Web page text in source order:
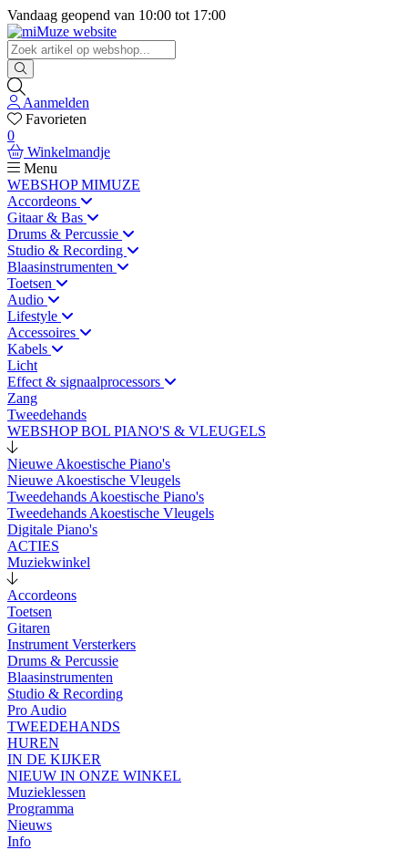
Vandaag geopend van 10:00 tot 17:00
Aanmelden
Favorieten
0
Winkelmandje
Menu
WEBSHOP MIMUZE
Accordeons
Gitaar & Bas
Drums & Percussie
Studio & Recording
Blaasinstrumenten
Toetsen
Audio
Lifestyle
Accessoires
Kabels
Licht
Effect & signaalprocessors
Zang
Tweedehands
WEBSHOP BOL PIANO'S & VLEUGELS
Nieuwe Akoestische Piano's
Nieuwe Akoestische Vleugels
Tweedehands Akoestische Piano's
Tweedehands Akoestische Vleugels
Digitale Piano's
ACTIES
Muziekwinkel
Accordeons
Toetsen
Gitaren
Instrument Versterkers
Drums & Percussie
Blaasinstrumenten
Studio & Recording
Pro Audio
TWEEDEHANDS
HUREN
IN DE KIJKER
NIEUW IN ONZE WINKEL
Muzieklessen
Programma
Nieuws
Info